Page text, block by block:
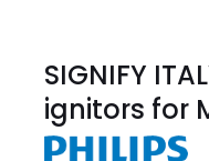
SIGNIFY
ignitors for